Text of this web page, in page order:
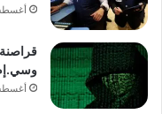
أغسطس 9,
أغسطس 9,